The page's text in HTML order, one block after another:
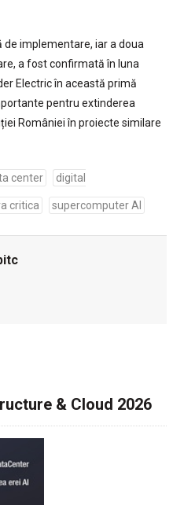
de implementare, iar a doua
a fost confirmată în luna
Electric în această primă
pentru extinderea
României în proiecte similare
center digital
critica supercomputer AI
& Cloud 2026